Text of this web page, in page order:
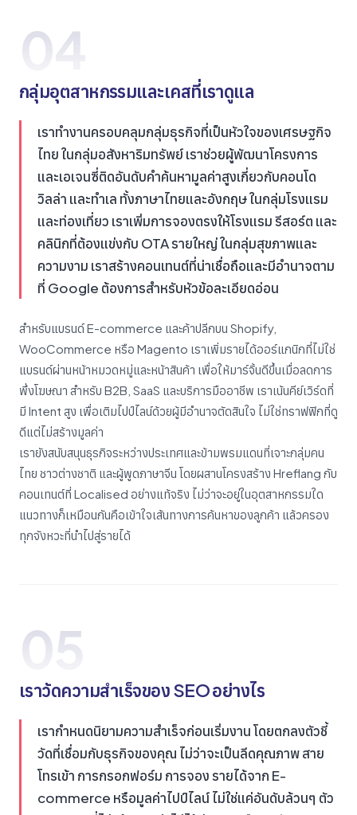
04
กลุ่มอุตสาหกรรมและเคสที่เราดูแล
เราทำงานครอบคลุมกลุ่มธุรกิจที่เป็นหัวใจของเศรษฐกิจ
ไทย ในกลุ่มอสังหาริมทรัพย์ เราช่วยผู้พัฒนาโครงการ
และเอเจนซี่ติดอันดับคำค้นหามูลค่าสูงเกี่ยวกับคอนโด
วิลล่า และทำเล ทั้งภาษาไทยและอังกฤษ ในกลุ่มโรงแรม
และท่องเที่ยว เราเพิ่มการจองตรงให้โรงแรม รีสอร์ต และ
คลินิกที่ต้องแข่งกับ OTA รายใหญ่ ในกลุ่มสุขภาพและ
ความงาม เราสร้างคอนเทนต์ที่น่าเชื่อถือและมีอำนาจตาม
ที่ Google ต้องการสำหรับหัวข้อละเอียดอ่อน
สำหรับแบรนด์ E-commerce และค้าปลีกบน Shopify,
WooCommerce หรือ Magento เราเพิ่มรายได้ออร์แกนิกที่ไม่ใช่
แบรนด์ผ่านหน้าหมวดหมู่และหน้าสินค้า เพื่อให้มาร์จิ้นดีขึ้นเมื่อลดการ
พึ่งโฆษณา สำหรับ B2B, SaaS และบริการมืออาชีพ เราเน้นคีย์เวิร์ดที่
มี Intent สูง เพื่อเติมไปป์ไลน์ด้วยผู้มีอำนาจตัดสินใจ ไม่ใช่ทราฟฟิกที่ดู
ดีแต่ไม่สร้างมูลค่า
เรายังสนับสนุนธุรกิจระหว่างประเทศและข้ามพรมแดนที่เจาะกลุ่มคน
ไทย ชาวต่างชาติ และผู้พูดภาษาจีน โดยผสานโครงสร้าง Hreflang กับ
คอนเทนต์ที่ Localised อย่างแท้จริง ไม่ว่าจะอยู่ในอุตสาหกรรมใด
แนวทางก็เหมือนกันคือเข้าใจเส้นทางการค้นหาของลูกค้า แล้วครอง
ทุกจังหวะที่นำไปสู่รายได้
05
เราวัดความสำเร็จของ SEO อย่างไร
เรากำหนดนิยามความสำเร็จก่อนเริ่มงาน โดยตกลงตัวชี้
วัดที่เชื่อมกับธุรกิจของคุณ ไม่ว่าจะเป็นลีดคุณภาพ สาย
โทรเข้า การกรอกฟอร์ม การจอง รายได้จาก E-
commerce หรือมูลค่าไปป์ไลน์ ไม่ใช่แค่อันดับล้วนๆ ตัว